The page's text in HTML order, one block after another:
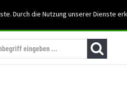
Durch die Nutzung unserer Dienste
Konto